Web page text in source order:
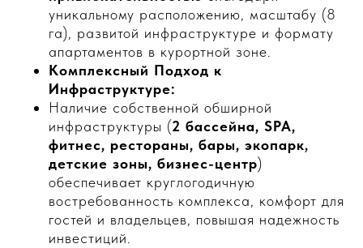
уникальному расположению, масштабу (8
га), развитой инфраструктуре и формату
апартаментов в курортной зоне.
Комплексный Подход к
Инфраструктуре:
Наличие собственной обширной
инфраструктуры (2 бассейна, SPA,
фитнес, рестораны, бары, экопарк,
детские зоны, бизнес-центр)
обеспечивает круглогодичную
востребованность комплекса, комфорт для
гостей и владельцев, повышая надежность
инвестиций.